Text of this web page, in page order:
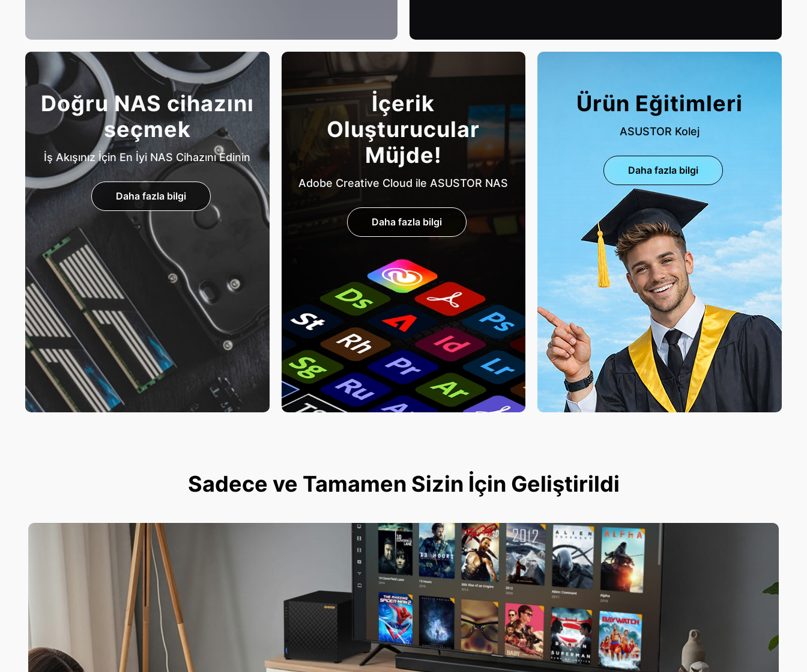
Doğru NAS cihazını
seçmek
İş Akışınız İçin En İyi NAS Cihazını Edinin
Daha fazla bilgi
İçerik
Oluşturucular
Müjde!
Adobe Creative Cloud ile ASUSTOR NAS
Daha fazla bilgi
Ürün Eğitimleri
ASUSTOR Kolej
Daha fazla bilgi
Sadece ve Tamamen Sizin İçin Geliştirildi